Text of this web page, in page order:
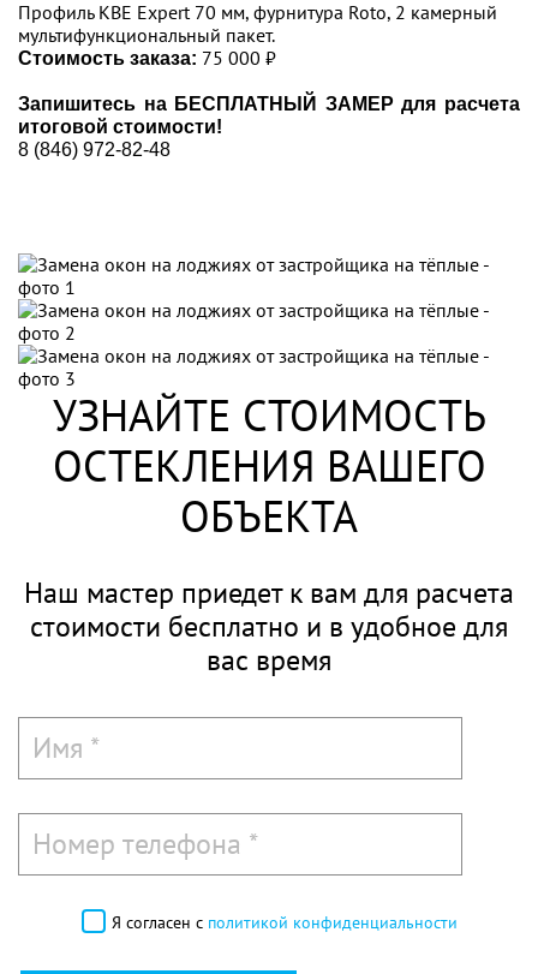
Профиль KBE Expert 70 мм, фурнитура Roto, 2 камерный
мультифункциональный пакет.
Стоимость заказа: 75 000 ₽
Запишитесь на БЕСПЛАТНЫЙ ЗАМЕР для расчета
итоговой стоимости!
8 (846) 972-82-48
УЗНАЙТЕ СТОИМОСТЬ
ОСТЕКЛЕНИЯ ВАШЕГО
ОБЪЕКТА
Наш мастер приедет к вам для расчета
стоимости бесплатно и в удобное для
вас время
Я согласен с политикой конфиденциальности